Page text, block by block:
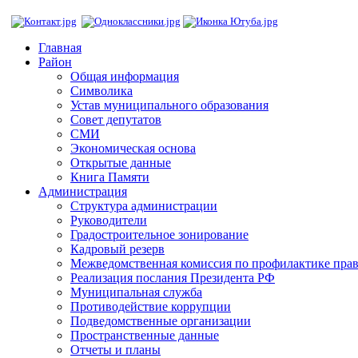
Главная
Район
Общая информация
Символика
Устав муниципального образования
Совет депутатов
СМИ
Экономическая основа
Открытые данные
Книга Памяти
Администрация
Структура администрации
Руководители
Градостроительное зонирование
Кадровый резерв
Межведомственная комиссия по профилактике
Реализация послания Президента РФ
Муниципальная служба
Противодействие коррупции
Подведомственные организации
Пространственные данные
Отчеты и планы